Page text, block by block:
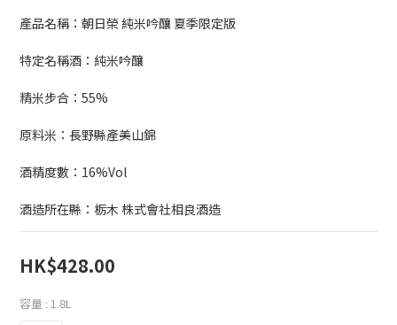
產品名稱：朝日榮 純米吟釀 夏季限定版
特定名稱酒：純米吟釀
精米步合：55%
原料米：長野縣產美山錦
酒精度數：16%Vol
酒造所在縣：栃木 株式會社相良酒造
HK$428.00
容量 : 1.8L